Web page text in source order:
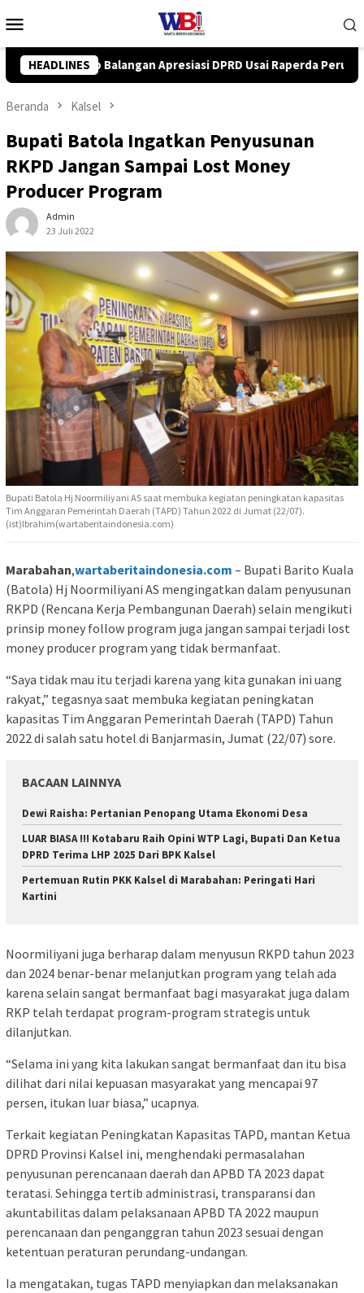
ke
Mobile
HEADLINES
Usai Raperda Perubahan APBD 2026 Resmi Disepakati
Beranda Kalsel
Bupati Batola Ingatkan Penyusunan
RKPD Jangan Sampai Lost Money
Producer Program
Admin
23 Juli 2022
Bupati Batola Hj Noormiliyani AS saat membuka kegiatan peningkatan kapasitas
Tim Anggaran Pemerintah Daerah (TAPD) Tahun 2022 di Jumat (22/07).
(ist)Ibrahim(wartaberitaindonesia.com)
Marabahan,wartaberitaindonesia.com – Bupati Barito Kuala
(Batola) Hj Noormiliyani AS mengingatkan dalam penyusunan
RKPD (Rencana Kerja Pembangunan Daerah) selain mengikuti
prinsip money follow program juga jangan sampai terjadi lost
money producer program yang tidak bermanfaat.
“Saya tidak mau itu terjadi karena yang kita gunakan ini uang
rakyat,” tegasnya saat membuka kegiatan peningkatan
kapasitas Tim Anggaran Pemerintah Daerah (TAPD) Tahun
2022 di salah satu hotel di Banjarmasin, Jumat (22/07) sore.
BACAAN LAINNYA
Dewi Raisha: Pertanian Penopang Utama Ekonomi Desa
LUAR BIASA !!! Kotabaru Raih Opini WTP Lagi, Bupati Dan Ketua
DPRD Terima LHP 2025 Dari BPK Kalsel
Pertemuan Rutin PKK Kalsel di Marabahan: Peringati Hari
Kartini
Noormiliyani juga berharap dalam menyusun RKPD tahun 2023
dan 2024 benar-benar melanjutkan program yang telah ada
karena selain sangat bermanfaat bagi masyarakat juga dalam
RKP telah terdapat program-program strategis untuk
dilanjutkan.
“Selama ini yang kita lakukan sangat bermanfaat dan itu bisa
dilihat dari nilai kepuasan masyarakat yang mencapai 97
persen, itukan luar biasa,” ucapnya.
Terkait kegiatan Peningkatan Kapasitas TAPD, mantan Ketua
DPRD Provinsi Kalsel ini, menghendaki permasalahan
penyusunan perencanaan daerah dan APBD TA 2023 dapat
teratasi. Sehingga tertib administrasi, transparansi dan
akuntabilitas dalam pelaksanaan APBD TA 2022 maupun
perencanaan dan penganggran tahun 2023 sesuai dengan
ketentuan peraturan perundang-undangan.
Ia mengatakan, tugas TAPD menyiapkan dan melaksanakan